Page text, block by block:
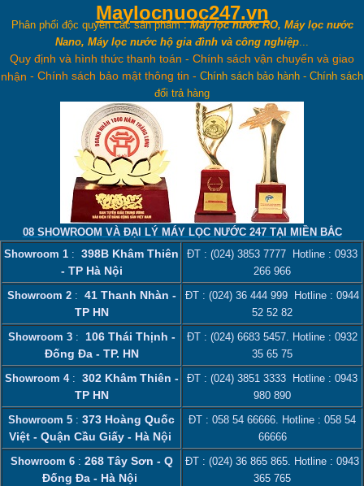
Maylocnuoc247.vn
Phân phối độc quyền các sản phẩm :Máy lọc nước RO, Máy lọc nước
Nano, Máy lọc nước hộ gia đình và công nghiệp...
Quy định và hình thức thanh toán - Chính sách vận chuyển và giao
nhận - Chính sách bảo mật thông tin - Chính sách bảo hành - Chính sách
đổi trả hàng
08 SHOWROOM VÀ ĐẠI LÝ MÁY LỌC NƯỚC 247 TẠI MIỀN BẮC
Showroom 1 : 398B Khâm Thiên
- TP Hà Nội
ĐT : (024) 3853 7777 Hotline : 0933
266 966
Showroom 2 : 41 Thanh Nhàn -
TP HN
ĐT : (024) 36 444 999 Hotline : 0944
52 52 82
Showroom 3 : 106 Thái Thịnh -
Đống Đa - TP. HN
ĐT : (024) 6683 5457. Hotline : 0932
35 65 75
Showroom 4 : 302 Khâm Thiên -
TP HN
ĐT : (024) 3851 3333 Hotline : 0943
980 890
Showroom 5 : 373 Hoàng Quốc
Việt - Quận Cầu Giấy - Hà Nội
ĐT : 058 54 66666. Hotline : 058 54
66666
Showroom 6 : 268 Tây Sơn - Q
Đống Đa - Hà Nội
ĐT : (024) 36 865 865. Hotline : 0943
365 765